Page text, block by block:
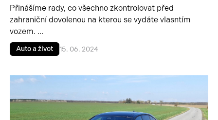
Přinášíme rady, co všechno zkontrolovat před
zahraniční dovolenou na kterou se vydáte vlasntím
vozem. ...
Auto a život 15. 06. 2024